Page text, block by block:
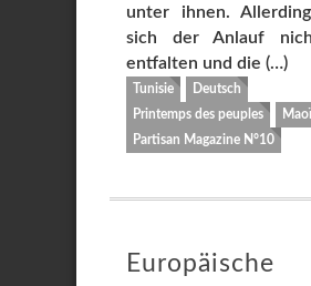
unter ihnen.
sich der Anlauf
entfalten und die (…)
Tunisie
Deutsch
Printemps des peuples
Partisan Magazine N°10
Europäische